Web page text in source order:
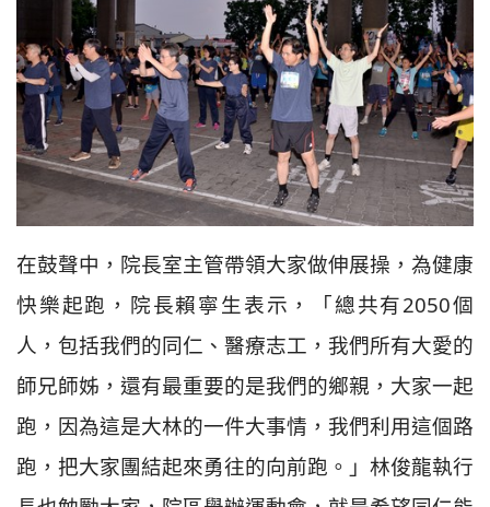
在鼓聲中，院長室主管帶領大家做伸展操，為健康
快樂起跑，院長賴寧生表示，「總共有2050個
人，包括我們的同仁、醫療志工，我們所有大愛的
師兄師姊，還有最重要的是我們的鄉親，大家一起
跑，因為這是大林的一件大事情，我們利用這個路
跑，把大家團結起來勇往的向前跑。」林俊龍執行